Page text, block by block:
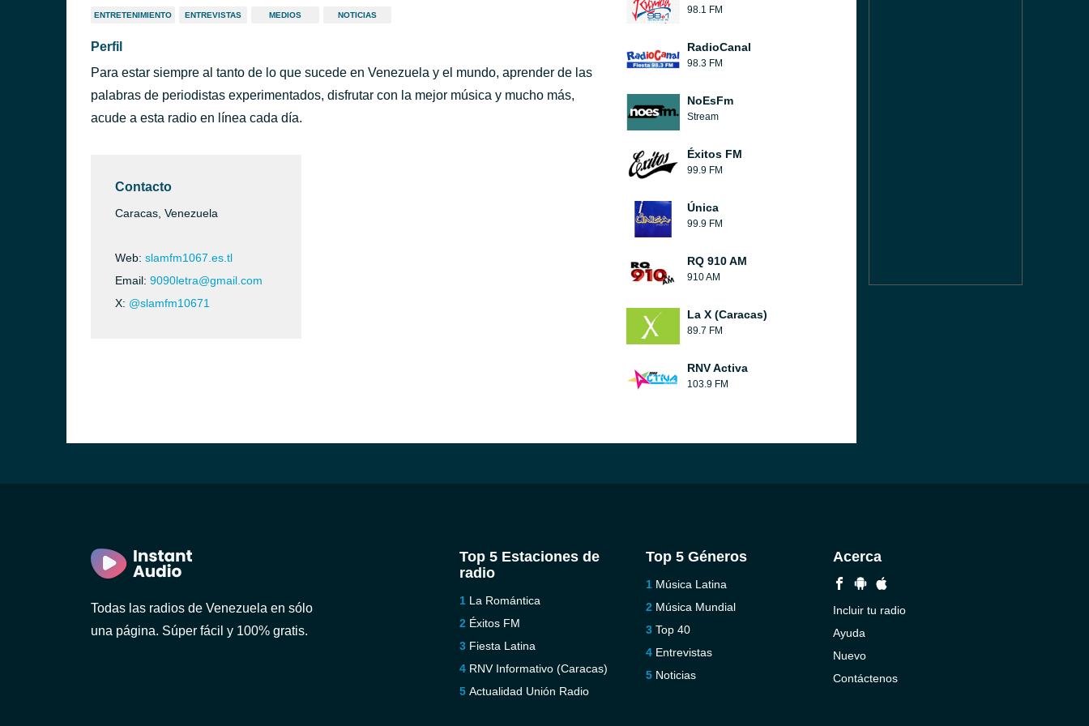
ENTRETENIMIENTO ENTREVISTAS MEDIOS NOTICIAS
Perfil
Para estar siempre al tanto de lo que sucede en Venezuela y el mundo, aprender de las
palabras de periodistas experimentados, disfrutar con la mejor música y mucho más,
acude a esta radio en línea cada día.
Contacto
Caracas, Venezuela
Web: slamfm1067.es.tl
Email: 9090letra@gmail.com
X: @slamfm10671
98.1 FM
RadioCanal
98.3 FM
NoEsFm
Stream
Éxitos FM
99.9 FM
Única
99.9 FM
RQ 910 AM
910 AM
La X (Caracas)
89.7 FM
RNV Activa
103.9 FM
Todas las radios de Venezuela en sólo
una página. Súper fácil y 100% gratis.
Top 5 Estaciones de
radio
La Romántica
Éxitos FM
Fiesta Latina
RNV Informativo (Caracas)
Actualidad Unión Radio
Top 5 Géneros
Música Latina
Música Mundial
Top 40
Entrevistas
Noticias
Acerca
Incluir tu radio
Ayuda
Nuevo
Contáctenos